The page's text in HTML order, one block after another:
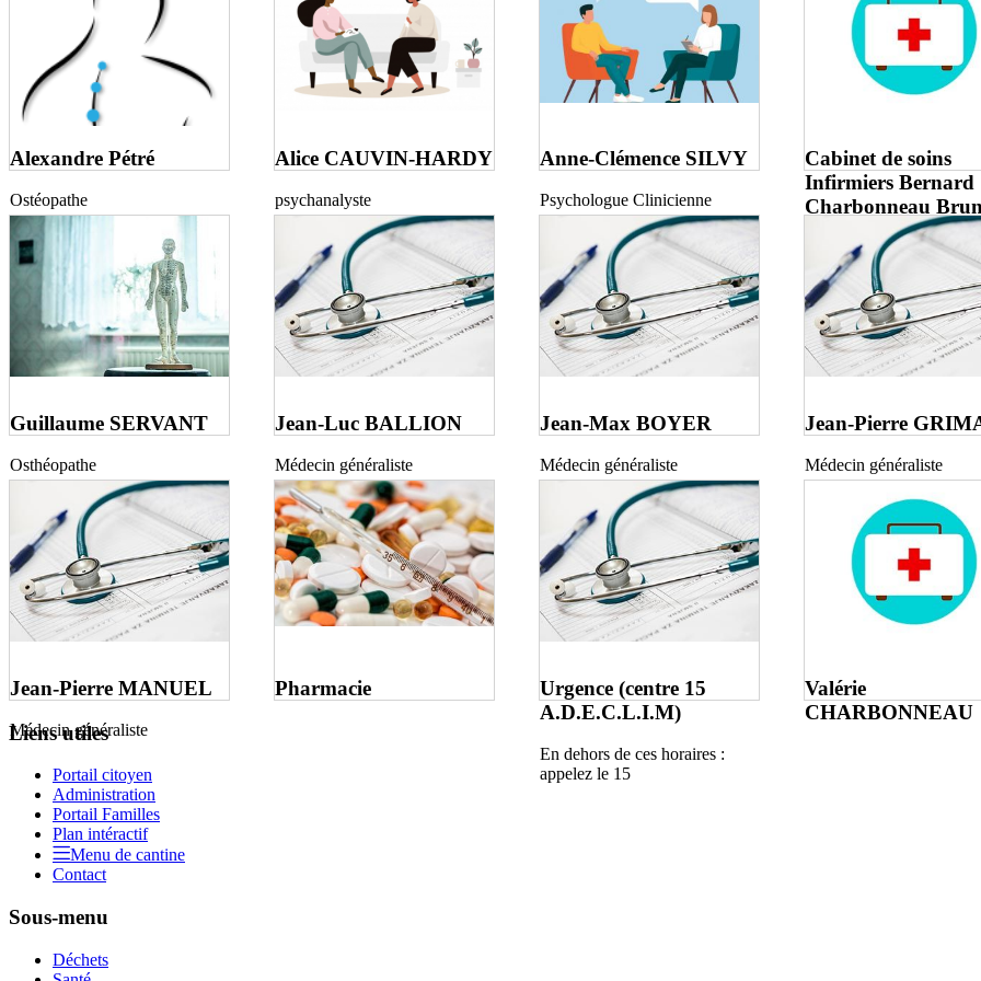
Alexandre Pétré
Ostéopathe
consultation au cabinet et à
domicile du lundi au samedi
de 8h à 21h uniquement sur
Alice CAUVIN-HARDY
psychanalyste
Anne-Clémence SILVY
Psychologue Clinicienne
Psychothérapeute
Cabinet de soins
Infirmiers Bernard
Charbonneau
Guillaume SERVANT
Osthéopathe
Jean-Luc BALLION
Médecin généraliste
Jean-Max BOYER
Médecin généraliste
Jean-Pierre
Médecin généraliste
Jean-Pierre MANUEL
Médecin généraliste
Pharmacie
Urgence (centre 15
A.D.E.C.L.I.M)
En dehors de ces horaires :
appelez le 15
Valérie
CHARBONNEAU
Liens utiles
Portail citoyen
Administration
Portail Familles
Plan intéractif
Menu de cantine
Contact
Sous-menu
Déchets